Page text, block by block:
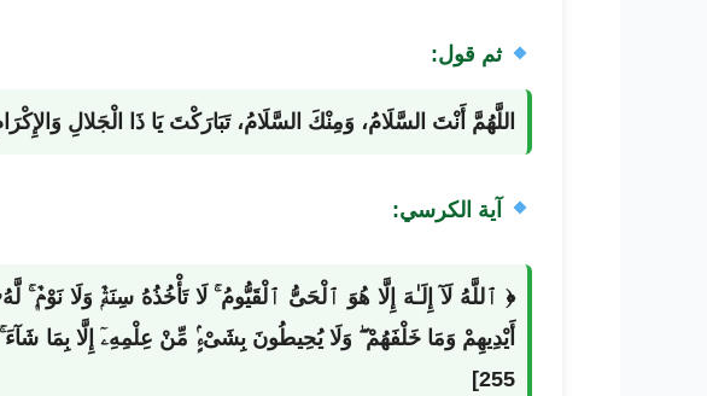
ثم قول:
اللَّهُمَّ أَنْتَ السَّلَامُ، وَمِنْكَ السَّلَامُ، تَبَارَكْتَ يَا ذَا الْجَلالِ
آية الكرسي:
﴿ ٱللَّهُ لَآ إِلَـٰهَ إِلَّا هُوَ ٱلْحَىُّ ٱلْقَيُّومُ ۚ لَا تَأْخُذُهُ سِنَةٌۭ وَلَا
أَيْدِيهِمْ وَمَا خَلْفَهُمْ ۖ وَلَا يُحِيطُونَ بِشَىْءٍۢ مِّنْ عِلْمِهِۦٓ إِلَّا بِمَا
255]